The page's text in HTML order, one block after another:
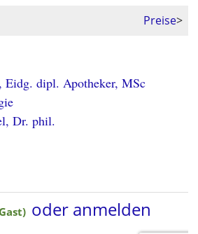
Preise>
Eidg. dipl. Apotheker, MSc
Dr. phil.